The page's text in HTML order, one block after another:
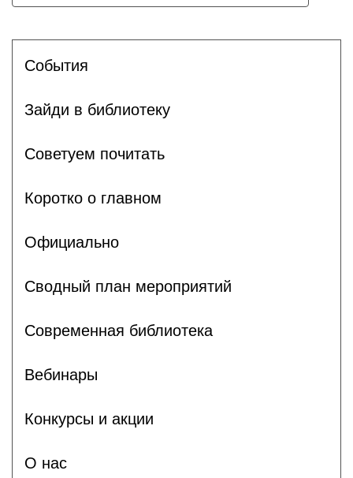
События
Зайди в библиотеку
Советуем почитать
Коротко о главном
Официально
Сводный план мероприятий
Современная библиотека
Вебинары
Конкурсы и акции
О нас